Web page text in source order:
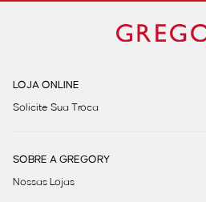
LOJA ONLINE
Solicite Sua Troca
SOBRE A GREGORY
Nossas Lojas